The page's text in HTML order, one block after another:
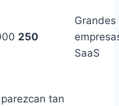
250
Grandes
SaaS
tan